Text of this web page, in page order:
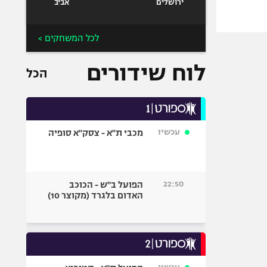
ירושלים
אביב
לכל המשחקים >
לוח שידורים הכל
עכשיו מכבי ת"א - צסק"א סופיה
22:50
הפועל ב"ש - הכוכב
האדום בלגרד (מקוצר 10)